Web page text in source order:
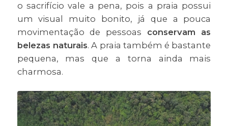
o sacrifício vale a pena, pois a praia possui
um visual muito bonito, já que a pouca
movimentação de pessoas conservam as
belezas naturais. A praia também é bastante
pequena, mas que a torna ainda mais
charmosa.